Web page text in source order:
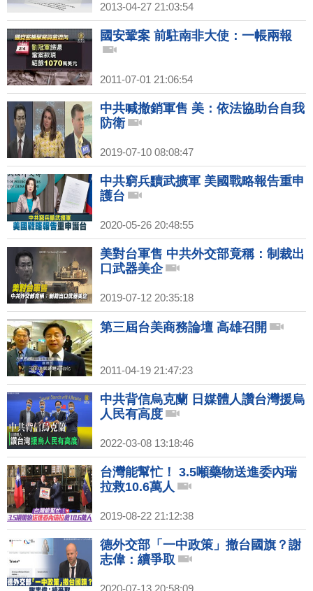
2013-04-27 21:03:54
國安鞏案 前駐南非大使：一帳兩報
2011-07-01 21:06:54
中共喊撤銷軍售 美：依法協助台自我
防衛
2019-07-10 08:08:47
中共窮兵黷武擴軍 美國戰略報告重申
護台
2020-05-26 20:48:55
美對台軍售 中共外交部竟稱：制裁出
口武器美企
2019-07-12 20:35:18
第三屆台美商務論壇 高雄召開
2011-04-19 21:47:23
中共背信烏克蘭 日媒體人讚台灣援烏
人民有高度
2022-03-08 13:18:46
台灣能幫忙！ 3.5噸藥物送進委內瑞
拉救10.6萬人
2019-08-22 21:12:38
德外交部「一中政策」撤台國旗？謝
志偉：續爭取